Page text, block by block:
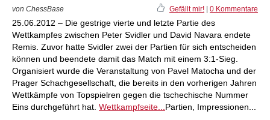
von ChessBase Gefällt mir! 0 Kommentare
25.06.2012 – Die gestrige vierte und letzte Partie des
Wettkampfes zwischen Peter Svidler und David Navara endete
Remis. Zuvor hatte Svidler zwei der Partien für sich entscheiden
können und beendete damit das Match mit einem 3:1-Sieg.
Organisiert wurde die Veranstaltung von Pavel Matocha und der
Prager Schachgesellschaft, die bereits in den vorherigen Jahren
Wettkämpfe von Topspielren gegen die tschechische Nummer
Eins durchgeführt hat. Wettkampfseite... Partien, Impressionen...